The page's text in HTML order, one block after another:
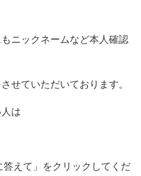
ニックネームなど本人確認
せていただいております。
は
答えて」をクリックしてくだ